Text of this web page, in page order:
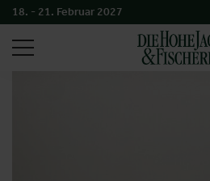
18. - 21. Februar 2027